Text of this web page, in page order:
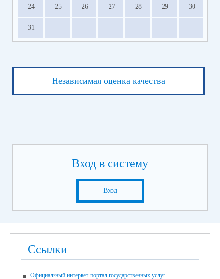
24 25 26 27 28 29 30
31
Независимая оценка качества
Вход в систему
Вход
Ссылки
Официальный интернет-портал государственных услуг